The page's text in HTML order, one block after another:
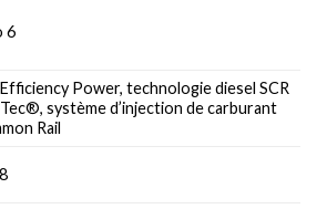
6
Power, technologie diesel SCR
système d’injection de carburant
Rail